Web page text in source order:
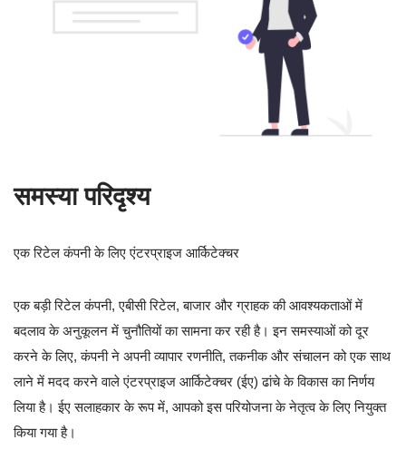
समस्या परिदृश्य
एक रिटेल कंपनी के लिए एंटरप्राइज आर्किटेक्चर
एक बड़ी रिटेल कंपनी, एबीसी रिटेल, बाजार और ग्राहक की आवश्यकताओं में
बदलाव के अनुकूलन में चुनौतियों का सामना कर रही है। इन समस्याओं को दूर
करने के लिए, कंपनी ने अपनी व्यापार रणनीति, तकनीक और संचालन को एक साथ
लाने में मदद करने वाले एंटरप्राइज आर्किटेक्चर (ईए) ढांचे के विकास का निर्णय
लिया है। ईए सलाहकार के रूप में, आपको इस परियोजना के नेतृत्व के लिए नियुक्त
किया गया है।